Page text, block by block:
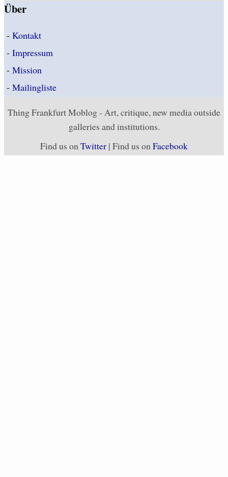
Über
- Kontakt
- Impressum
- Mission
- Mailingliste
Thing Frankfurt Moblog - Art, critique, new media outside
galleries and institutions.
Find us onTwitter | Find us onFacebook